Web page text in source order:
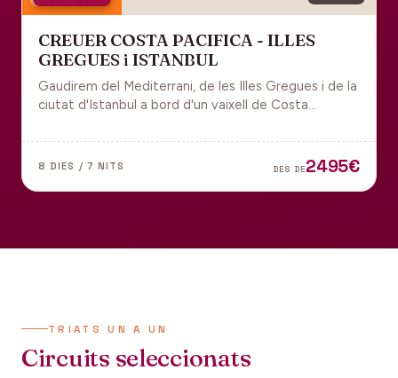
CREUER COSTA PACIFICA - ILLES
GREGUES i ISTANBUL
Gaudirem del Mediterrani, de les Illes Gregues i de la
ciutat d'Istanbul a bord d'un vaixell de Costa
8 DIES / 7 NITS DES DE2495€
TRIATS UN A UN
Circuits seleccionats